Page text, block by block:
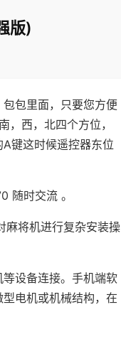
版)
包里面，只要您方便
西，北四个方位，
键这时候遥控器东位
随时交流 。
麻将机进行复杂安装操
设备连接。手机端软
电机或机械结构，在